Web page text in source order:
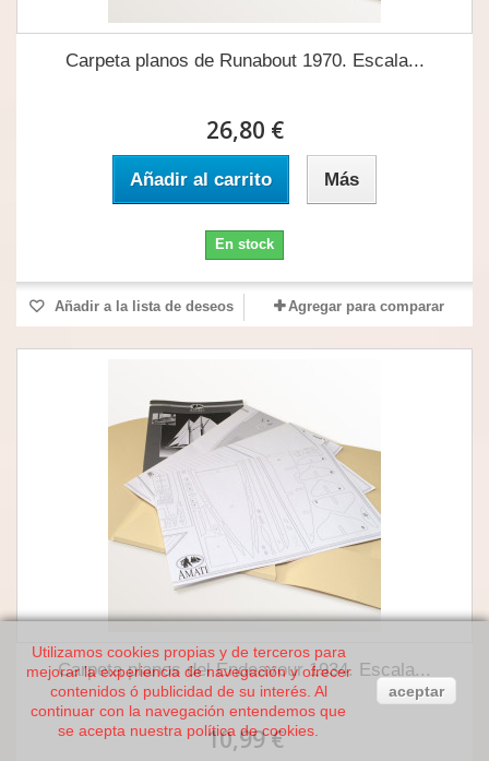
Carpeta planos de Runabout 1970. Escala...
26,80 €
Añadir al carrito Más
En stock
Añadir a la lista de deseos Agregar para comparar
Carpeta planos del Endeavour 1934. Escala...
10,99 €
Utilizamos cookies propias y de terceros para
mejorar la experiencia de navegación y ofrecer
contenidos ó publicidad de su interés. Al
continuar con la navegación entendemos que
se acepta nuestra política de cookies.
aceptar